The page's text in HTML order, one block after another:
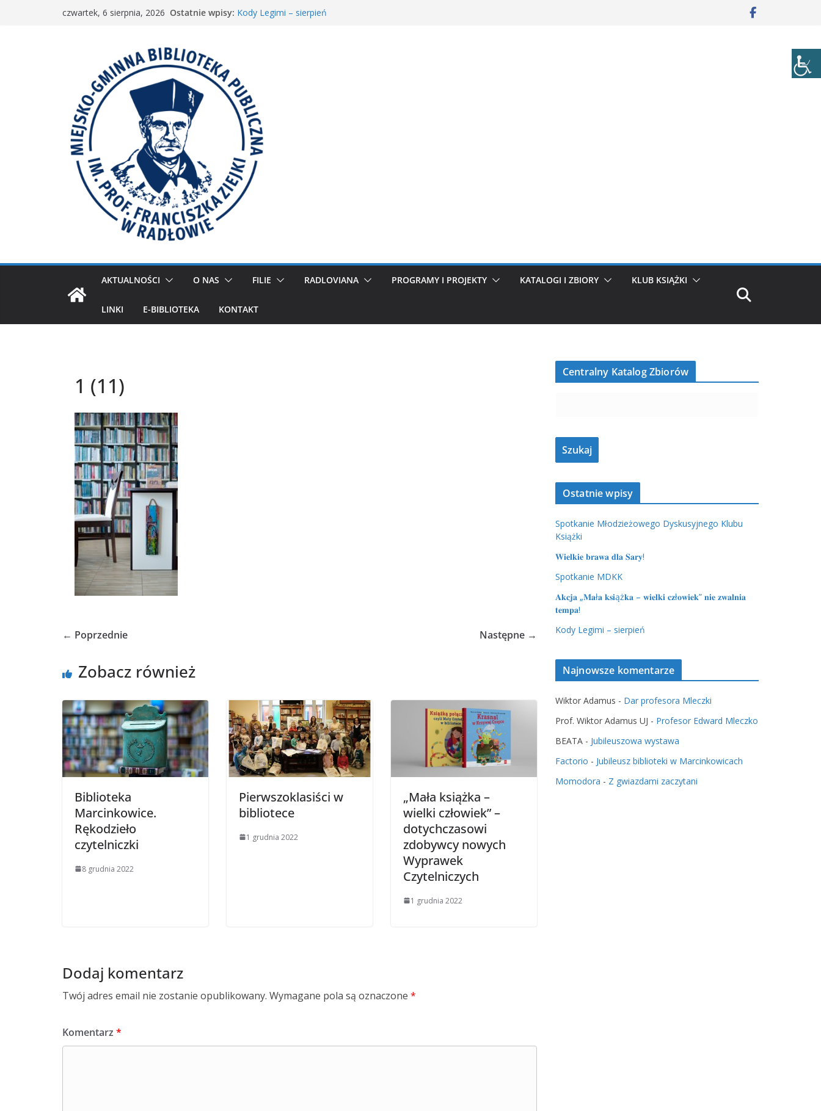
czwartek, 6 sierpnia, 2026 Ostatnie wpisy: Kody Legimi – sierpień
AKTUALNOŚCI O NAS FILIE RADLOVIANA PROGRAMY I PROJEKTY KATALOGI I ZBIORY KLUB KSIĄŻKI
LINKI E-BIBLIOTEKA KONTAKT
1 (11)
← Poprzednie Następne →
Zobacz również
Biblioteka
Marcinkowice.
Rękodzieło
czytelniczki
8 grudnia 2022
Pierwszoklasiści w
bibliotece
1 grudnia 2022
„Mała książka –
wielki człowiek” –
dotychczasowi
zdobywcy nowych
Wyprawek
Czytelniczych
1 grudnia 2022
Dodaj komentarz
Twój adres email nie zostanie opublikowany. Wymagane pola są oznaczone *
Komentarz *
Centralny Katalog Zbiorów
Ostatnie wpisy
Spotkanie Młodzieżowego Dyskusyjnego Klubu
Książki
𝐖𝐢𝐞𝐥𝐤𝐢𝐞 𝐛𝐫𝐚𝐰𝐚 𝐝𝐥𝐚 𝐒𝐚𝐫𝐲!
Spotkanie MDKK
𝐀𝐤𝐜𝐣𝐚 „𝐌𝐚ł𝐚 𝐤𝐬𝐢ąż𝐤𝐚 – 𝐰𝐢𝐞𝐥𝐤𝐢 𝐜𝐳ł𝐨𝐰𝐢𝐞𝐤” 𝐧𝐢𝐞 𝐳𝐰𝐚𝐥𝐧𝐢𝐚
𝐭𝐞𝐦𝐩𝐚!
Kody Legimi – sierpień
Najnowsze komentarze
Wiktor Adamus - Dar profesora Mleczki
Prof. Wiktor Adamus UJ - Profesor Edward Mleczko
BEATA - Jubileuszowa wystawa
Factorio - Jubileusz biblioteki w Marcinkowicach
Momodora - Z gwiazdami zaczytani